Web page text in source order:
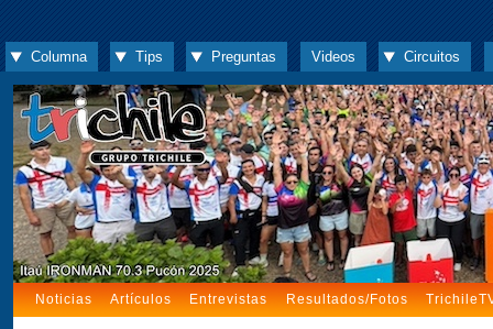
Columna Tips Preguntas Videos Circuitos
Noticias Artículos Entrevistas Resultados/Fotos